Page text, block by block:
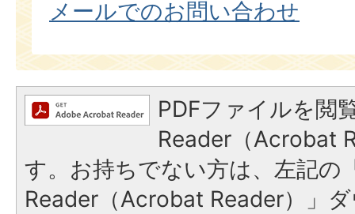
メールでのお問い合わせ
PDFファイルを閲
Reader（Acrobat
す。お持ちでない方は、左記の
Reader（Acrobat Reader）」